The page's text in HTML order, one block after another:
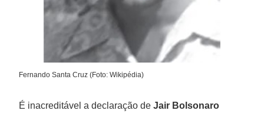
Fernando Santa Cruz (Foto: Wikipédia)
É inacreditável a declaração deJair Bolsonaro